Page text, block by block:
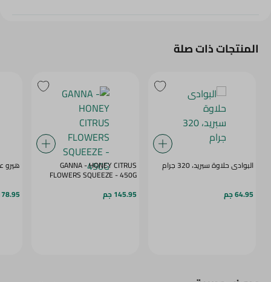
المنتجات ذات صلة
البوادى حلاوة سبريد، 320 جرام
64.95 جم
GANNA - HONEY CITRUS
FLOWERS SQUEEZE - 450G
145.95 جم
هيرو
178.95